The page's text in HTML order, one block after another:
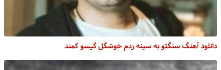
دانلود آهنگ سنگتو به سینه زدم خوشگل گیسو کمند